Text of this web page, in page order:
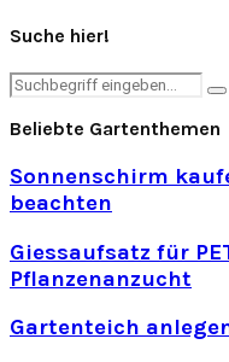
Suche hier!
Search
Beliebte Gartenthemen
Sonnenschirm
beachten
Giessaufsatz für
Pflanzenanzucht
Gartenteich